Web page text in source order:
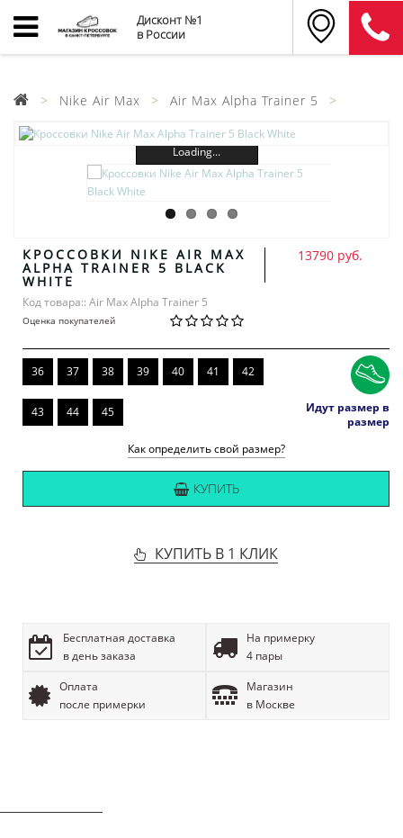
Дисконт №1
в России
Nike Air Max Air Max Alpha Trainer 5
Loading...
КРОССОВКИ NIKE AIR MAX
ALPHA TRAINER 5 BLACK
WHITE
Код товара:: Air Max Alpha Trainer 5
Оценка покупателей
13790 руб.
36 37 38 39 40 41 42
43 44 45
Идут размер в
размер
Как определить свой размер?
КУПИТЬ
КУПИТЬ В 1 КЛИК
Бесплатная доставка
в день заказа
На примерку
4 пары
Оплата
после примерки
Магазин
в Москве